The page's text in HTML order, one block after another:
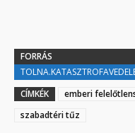
FORRÁS
CÍMKÉK
emberi
szabadtéri tűz